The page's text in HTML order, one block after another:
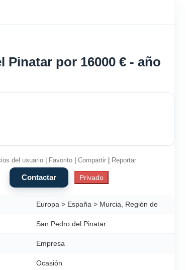
Pinatar por 16000 € - año
del usuario| Favorito| Compartir| Reportar
Europa > España > Murcia, Región de
San Pedro del Pinatar
Empresa
Ocasión